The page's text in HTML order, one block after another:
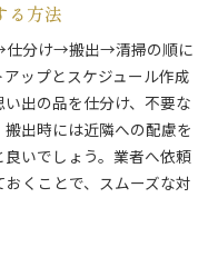
る方法
品整理の配慮
活用ポイント
けたい配慮
アイデア
叶える方法
るための流れ
る方法
仕分け→搬出→清掃の順に
ップとスケジュール作成
出の品を仕分け、不要な
出時には近隣への配慮を
いでしょう。業者へ依頼
くことで、スムーズな対